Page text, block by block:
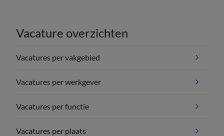
Vacature overzichten
Vacatures per vakgebied
Vacatures per werkgever
Vacatures per functie
Vacatures per plaats